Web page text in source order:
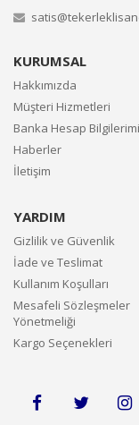
KURUMSAL
Hakkımızda
Müşteri Hizmetleri
Banka Hesap
Haberler
İletişim
YARDIM
Gizlilik ve Güvenlik
İade ve Teslimat
Kullanım Koşulları
Mesafeli Sözleşmeler
Yönetmeliği
Kargo Seçenekleri